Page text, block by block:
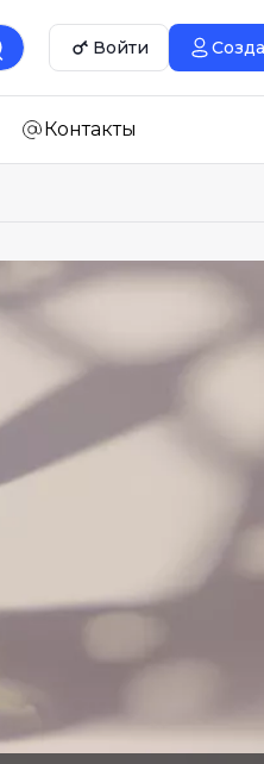
Войти
Контакты